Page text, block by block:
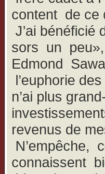
content de
J’ai bénéficié
sors un
Edmond
l’euphorie
n’ai plus
revenus de
N’empêche,
connaissent